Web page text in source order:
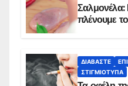
Σαλμονέλα:
πλένουμε
ΔΙΑΒΆΣΤΕ
ΣΤΙΓΜΙΌΤΥΠΑ